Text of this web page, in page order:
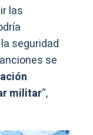
las
seguridad
se
militar“,